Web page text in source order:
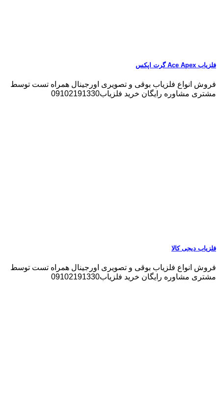
فلزیاب Ace Apex گرت اپکس
فروش انواع فلزیاب بوقی و تصویری اورجینال همراه تست توسط
مشتری مشاوره رایگان خرید فلزیاب09102191330
فلزیاب دیجی کالا
فروش انواع فلزیاب بوقی و تصویری اورجینال همراه تست توسط
مشتری مشاوره رایگان خرید فلزیاب09102191330